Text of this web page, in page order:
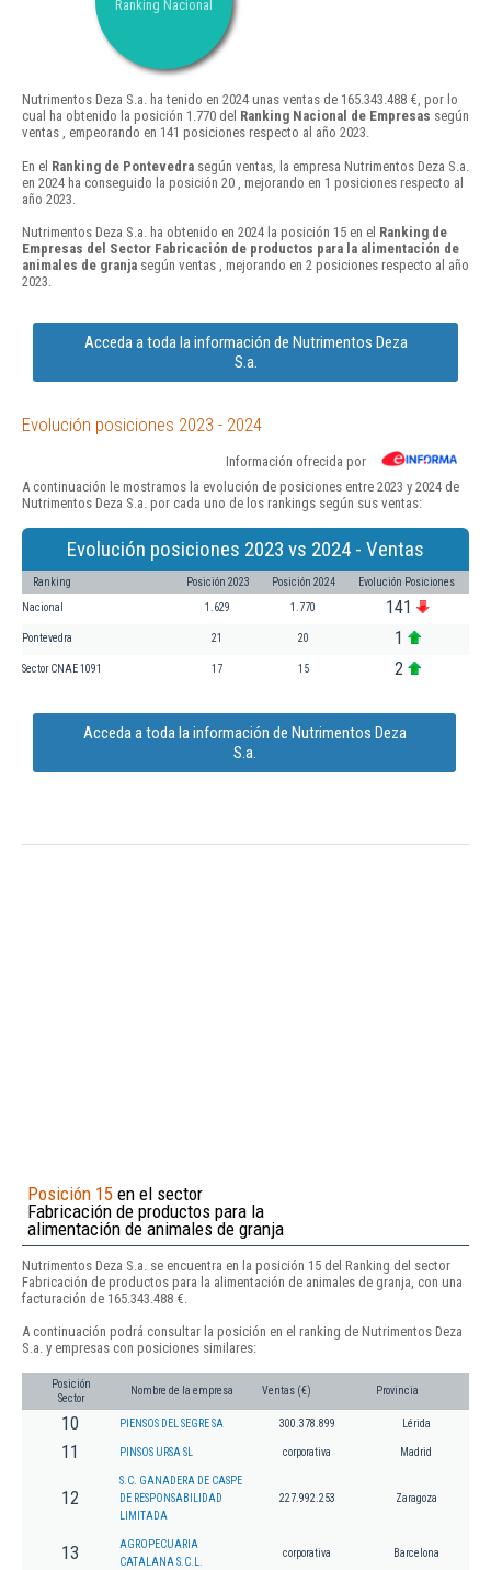
Ranking Nacional
Nutrimentos Deza S.a. ha tenido en 2024 unas ventas de 165.343.488 €, por lo
cual ha obtenido la posición 1.770 del Ranking Nacional de Empresas según
ventas , empeorando en 141 posiciones respecto al año 2023.
En el Ranking de Pontevedra según ventas, la empresa Nutrimentos Deza S.a.
en 2024 ha conseguido la posición 20 , mejorando en 1 posiciones respecto al
año 2023.
Nutrimentos Deza S.a. ha obtenido en 2024 la posición 15 en el Ranking de
Empresas del Sector Fabricación de productos para la alimentación de
animales de granja según ventas , mejorando en 2 posiciones respecto al año
2023.
Acceda a toda la información de Nutrimentos Deza
S.a.
Evolución posiciones 2023 - 2024
Información ofrecida por
A continuación le mostramos la evolución de posiciones entre 2023 y 2024 de
Nutrimentos Deza S.a. por cada uno de los rankings según sus ventas:
Evolución posiciones 2023 vs 2024 - Ventas
Ranking Posición 2023 Posición 2024 Evolución Posiciones
Nacional 1.629 1.770 141
Pontevedra 21 20 1
Sector CNAE 1091 17 15 2
Acceda a toda la información de Nutrimentos Deza
S.a.
Posición 15 en el sector
Fabricación de productos para la
alimentación de animales de granja
Nutrimentos Deza S.a. se encuentra en la posición 15 del Ranking del sector
Fabricación de productos para la alimentación de animales de granja, con una
facturación de 165.343.488 €.
A continuación podrá consultar la posición en el ranking de Nutrimentos Deza
S.a. y empresas con posiciones similares:
Posición
Sector
Nombre de la empresa Ventas (€) Provincia
10 PIENSOS DEL SEGRE SA 300.378.899 Lérida
11 PINSOS URSA SL corporativa Madrid
12
S.C. GANADERA DE CASPE
DE RESPONSABILIDAD
LIMITADA
227.992.253 Zaragoza
13
AGROPECUARIA
CATALANA S.C.L.
corporativa Barcelona